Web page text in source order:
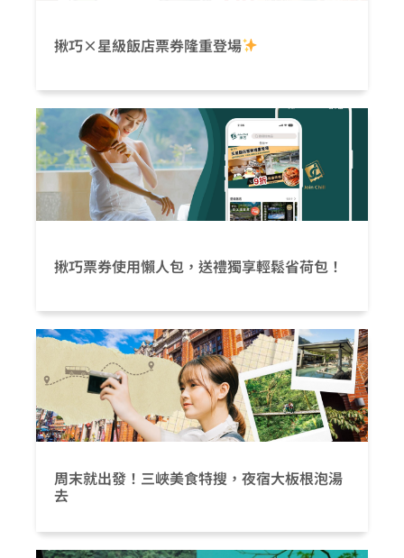
揪巧×星級飯店票券隆重登場
揪巧票券使用懶人包，送禮獨享輕鬆省荷包！
周末就出發！三峽美食特搜，夜宿大板根泡湯
去